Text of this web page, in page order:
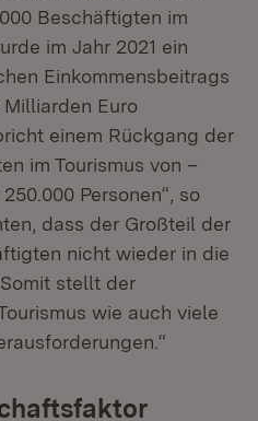
Beschäftigten im
im Jahr 2021 ein
Einkommensbeitrags
Euro
einem Rückgang der
im Tourismus von –
Personen“, so
dass der Großteil der
nicht wieder in die
stellt der
wie auch viele